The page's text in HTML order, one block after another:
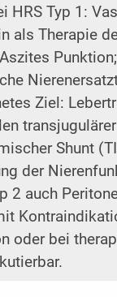
HRS Typ 1:
als Therapie
Ziel:
transjugulärer
Shunt
der
2 auch
oder bei